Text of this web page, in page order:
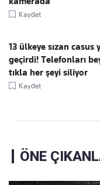
Kaydet
13 ülkeye sızan casus
geçirdi! Telefonları
tıkla her şeyi siliyor
Kaydet
ÖNE